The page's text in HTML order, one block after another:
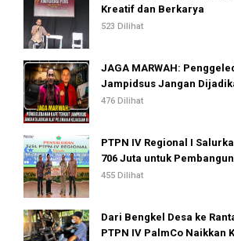
Kreatif dan Berkarya
523 Dilihat
JAGA MARWAH:
Jampidsus Jangan
Kejaksaan RI
476 Dilihat
PTPN IV Regional I
706 Juta untuk
Berkelanjutan
455 Dilihat
Dari Bengkel Desa ke
PTPN IV PalmCo Naikkan